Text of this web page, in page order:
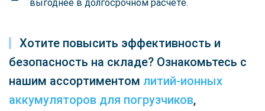
выгоднее в долгосрочном расчёте.
Хотите повысить эффективность и
безопасность на складе? Ознакомьтесь с
нашим ассортиментом литий-ионных
аккумуляторов для погрузчиков,